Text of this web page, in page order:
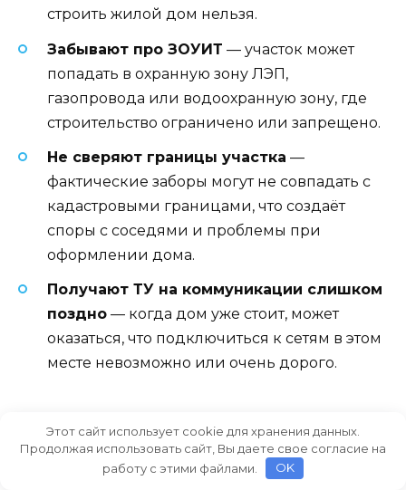
строить жилой дом нельзя.
Забывают про ЗОУИТ — участок может
попадать в охранную зону ЛЭП,
газопровода или водоохранную зону, где
строительство ограничено или запрещено.
Не сверяют границы участка —
фактические заборы могут не совпадать с
кадастровыми границами, что создаёт
споры с соседями и проблемы при
оформлении дома.
Получают ТУ на коммуникации слишком
поздно — когда дом уже стоит, может
оказаться, что подключиться к сетям в этом
месте невозможно или очень дорого.
Как лучше сделать:
практические рекомендации
Этот сайт использует cookie для хранения данных.
Продолжая использовать сайт, Вы даете свое согласие на
работу с этими файлами.
OK